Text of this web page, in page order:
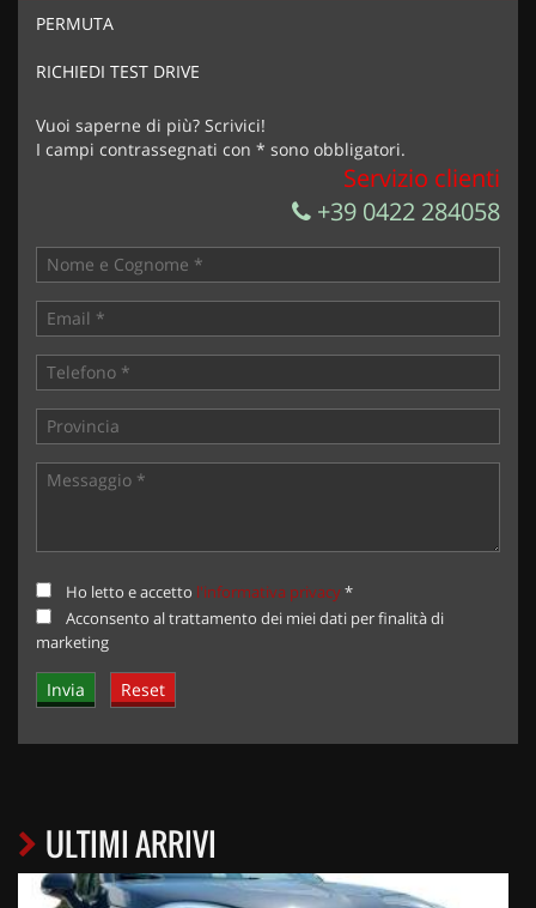
PERMUTA
RICHIEDI TEST DRIVE
Vuoi saperne di più? Scrivici!
I campi contrassegnati con * sono obbligatori.
Servizio clienti
+39 0422 284058
Ho letto e accetto l'informativa privacy*
Acconsento al trattamento dei miei dati per finalità di
marketing
ULTIMI ARRIVI